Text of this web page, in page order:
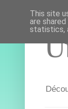
This site
are
statistics,